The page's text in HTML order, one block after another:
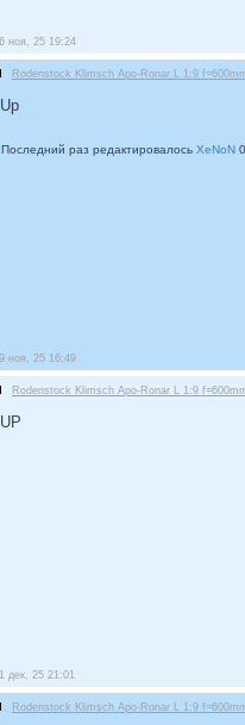
ноя, 25 19:24
Rodenstock Klimsch Apo-Ronar L 1:9
Up
Последний раз редактировалось XeNoN
ноя, 25 16:49
Rodenstock Klimsch Apo-Ronar L 1:9
UP
дек, 25 21:01
Rodenstock Klimsch Apo-Ronar L 1:9